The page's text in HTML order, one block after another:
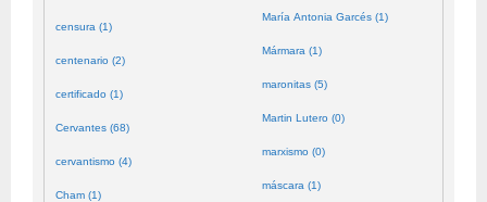
censura (1)
centenario (2)
certificado (1)
Cervantes (68)
cervantismo (4)
Cham (1)
María Antonia Garcés (1)
Mármara (1)
maronitas (5)
Martin Lutero (0)
marxismo (0)
máscara (1)